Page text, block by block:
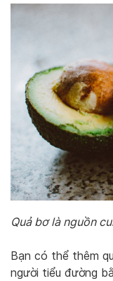
Quả bơ là nguồn
Bạn có thể thêm
người tiểu đường